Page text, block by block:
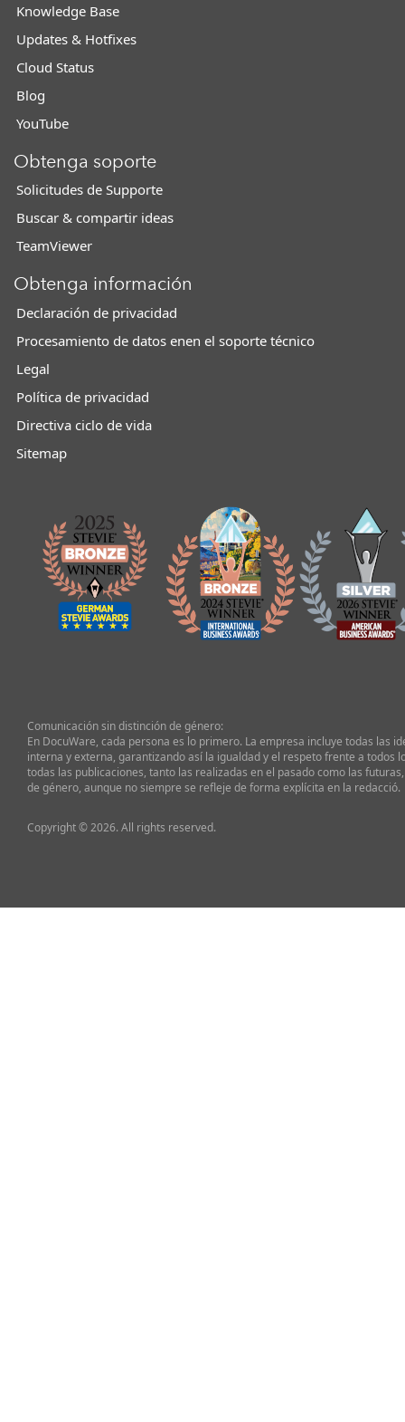
Knowledge Base
Updates & Hotfixes
Cloud Status
Blog
YouTube
Obtenga soporte
Solicitudes de Supporte
Buscar & compartir ideas
TeamViewer
Obtenga información
Declaración de privacidad
Procesamiento de datos enen el soporte técnico
Legal
Política de privacidad
Directiva ciclo de vida
Sitemap
Comunicación sin distinción de género:
En DocuWare, cada persona es lo primero. La empresa incluye todas las
interna y externa, garantizando así la igualdad y el respeto frente a todos
todas las publicaciones, tanto las realizadas en el pasado como las
de género, aunque no siempre se refleje de forma explícita en la redacció.
Copyright © 2026. All rights reserved.